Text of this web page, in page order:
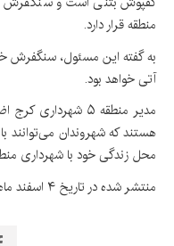
منطقه قرار دارد.
به گفته این مسئول، سنگفرش
آتی خواهد بود.
مدیر منطقه ۵
هستند که شهروندان می‌توانند
محل زندگی خود با شهرداری
منتشر شده در تاریخ ۴ اسفند ماه ۱۴۰۳